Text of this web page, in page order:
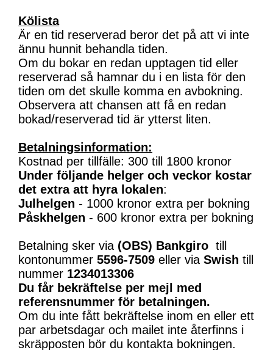
Kölista
Är en tid reserverad beror det på att vi inte
ännu hunnit behandla tiden.
Om du bokar en redan upptagen tid eller
reserverad så hamnar du i en lista för den
tiden om det skulle komma en avbokning.
Observera att chansen att få en redan
bokad/reserverad tid är ytterst liten.
Betalningsinformation:
Kostnad per tillfälle: 300 till 1800 kronor
Under följande helger och veckor kostar
det extra att hyra lokalen:
Julhelgen - 1000 kronor extra per bokning
Påskhelgen - 600 kronor extra per bokning
Betalning sker via (OBS) Bankgiro till
kontonummer 5596-7509 eller via Swish till
nummer 1234013306
Du får bekräftelse per mejl med
referensnummer för betalningen.
Om du inte fått bekräftelse inom en eller ett
par arbetsdagar och mailet inte återfinns i
skräpposten bör du kontakta bokningen.